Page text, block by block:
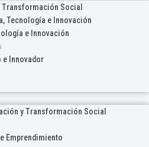
Social
Tecnología e Innovación
e Innovación
e Innovador
y Transformación Social
Emprendimiento